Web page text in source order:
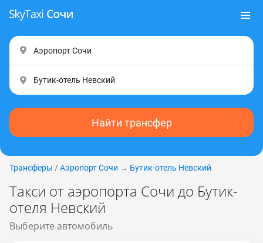
Найти трансфер
Трансферы / Аэропорт Сочи → Бутик-отель Невский
Такси от аэропорта Сочи до Бутик-
отеля Невский
Выберите автомобиль